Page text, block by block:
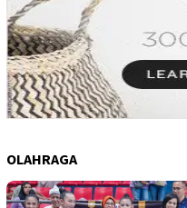
OLAHRAGA